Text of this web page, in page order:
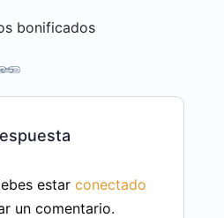
bonificados
estar conectado
un comentario.